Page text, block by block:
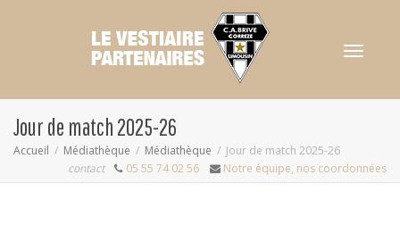
navigation
Jour de match 2025-26
Accueil Médiathèque Médiathèque
Jour de match 2025-26
contact
05 55 74 02 56 Notre équipe, nos coordonnées